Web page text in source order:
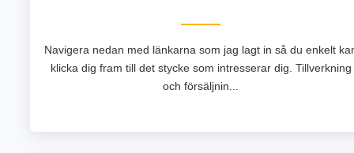
Navigera nedan med länkarna som jag lagt in så du enkelt
klicka dig fram till det stycke som intresserar dig. Tillverkning
och försäljnin...